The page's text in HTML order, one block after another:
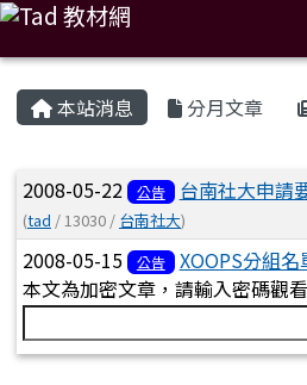
本站消息 分月文章
文章列表
2008-05-22 公告 台南社大申請
(tad / 13030 / 台南社大)
2008-05-15 公告 XOOPS分組名
本文為加密文章，請輸入密碼觀看